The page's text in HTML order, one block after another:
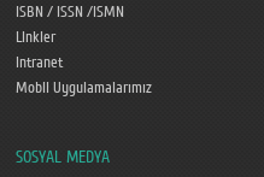
ISBN / ISSN /ISMN
Linkler
Intranet
Mobil Uygulamalarımız
SOSYAL MEDYA